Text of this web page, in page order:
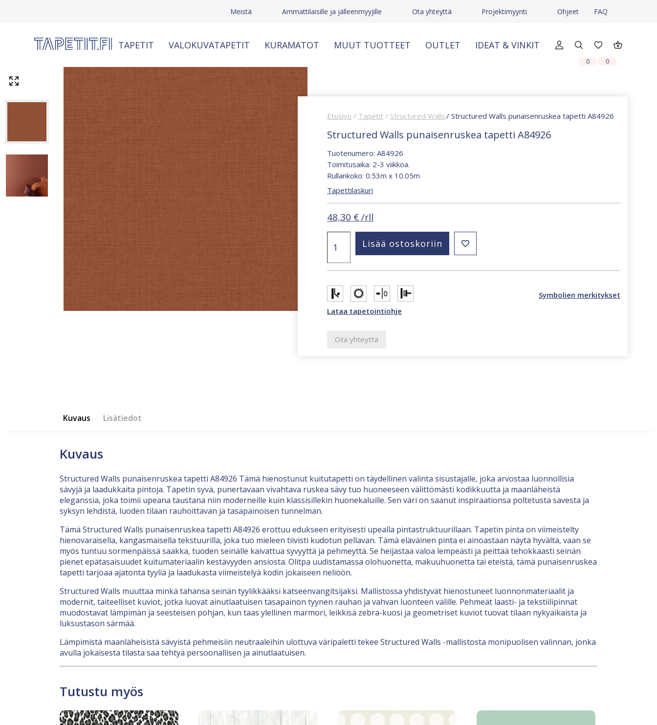
Meistä Ammattilaisille ja jälleenmyyjille Ota yhteyttä Projektimyynti Ohjeet FAQ
TAPETIT VALOKUVATAPETIT KURAMATOT MUUT TUOTTEET OUTLET IDEAT & VINKIT
0 0
Etusivu / Tapetit / Structured Walls/ Structured Walls punaisenruskea tapetti A84926
Structured Walls punaisenruskea tapetti A84926
Tuotenumero: A84926
Toimitusaika: 2-3 viikkoa.
Rullankoko: 0.53m x 10.05m
Tapettilaskuri
48,30 € /rll
Walls
punaisenruskea
tapetti
määrä
Lisää ostoskoriin
Symbolien merkitykset
Lataa tapetointiohje
Ota yhteyttä
Kuvaus Lisätiedot
Kuvaus
Structured Walls punaisenruskea tapetti A84926 Tämä hienostunut kuitutapetti on täydellinen valinta sisustajalle, joka arvostaa luonnollisia
sävyjä ja laadukkaita pintoja. Tapetin syvä, punertavaan vivahtava ruskea sävy tuo huoneeseen välittömästi kodikkuutta ja maanläheistä
eleganssia, joka toimii upeana taustana niin moderneille kuin klassisillekin huonekaluille. Sen väri on saanut inspiraationsa poltetusta savesta ja
syksyn lehdistä, luoden tilaan rauhoittavan ja tasapainoisen tunnelman.
Tämä Structured Walls punaisenruskea tapetti A84926 erottuu edukseen erityisesti upealla pintastruktuurillaan. Tapetin pinta on viimeistelty
hienovaraisella, kangasmaisella tekstuurilla, joka tuo mieleen tiivisti kudotun pellavan. Tämä eläväinen pinta ei ainoastaan näytä hyvältä, vaan se
myös tuntuu sormenpäissä saakka, tuoden seinälle kaivattua syvyyttä ja pehmeyttä. Se heijastaa valoa lempeästi ja peittää tehokkaasti seinän
pienet epätasaisuudet kuitumateriaalin kestävyyden ansiosta. Olitpa uudistamassa olohuonetta, makuuhuonetta tai eteistä, tämä punaisenruskea
tapetti tarjoaa ajatonta tyyliä ja laadukasta viimeistelyä kodin jokaiseen neliöön.
Structured Walls muuttaa minkä tahansa seinän tyylikkääksi katseenvangitsijaksi. Mallistossa yhdistyvät hienostuneet luonnonmateriaalit ja
modernit, taiteelliset kuviot, jotka luovat ainutlaatuisen tasapainon tyynen rauhan ja vahvan luonteen välille. Pehmeät laasti- ja tekstiilipinnat
muodostavat lämpimän ja seesteisen pohjan, kun taas ylellinen marmori, leikkisä zebra-kuosi ja geometriset kuviot tuovat tilaan nykyaikaista ja
luksustason särmää.
Lämpimistä maanläheisistä sävyistä pehmeisiin neutraaleihin ulottuva väripaletti tekee Structured Walls -mallistosta monipuolisen valinnan, jonka
avulla jokaisesta tilasta saa tehtyä persoonallisen ja ainutlaatuisen.
Tutustu myös